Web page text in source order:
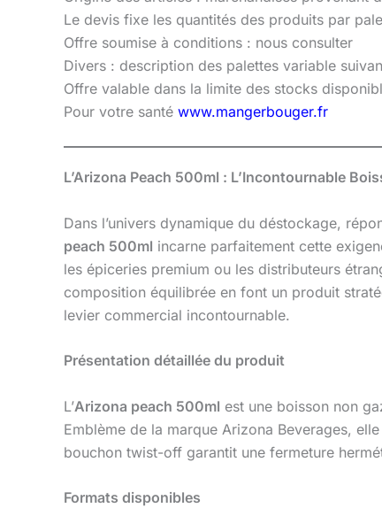
Le devis fixe les quantités des produits par
Offre soumise à conditions : nous consulter
Divers : description des palettes variable
Offre valable dans la limite des stocks
Pour votre santé www.mangerbouger.fr
L’Arizona Peach 500ml : L’Incontournable
Dans l’univers dynamique du déstockage,
peach 500ml incarne parfaitement cette
les épiceries premium ou les distributeurs
composition équilibrée en font un produit
levier commercial incontournable.
Présentation détaillée du produit
L’Arizona peach 500ml est une boisson non
Emblème de la marque Arizona Beverages,
bouchon twist-off garantit une fermeture
Formats disponibles